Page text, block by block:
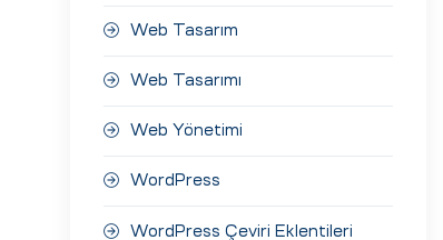
Web Tasarım
Web Tasarımı
Web Yönetimi
WordPress
WordPress Çeviri Eklentileri